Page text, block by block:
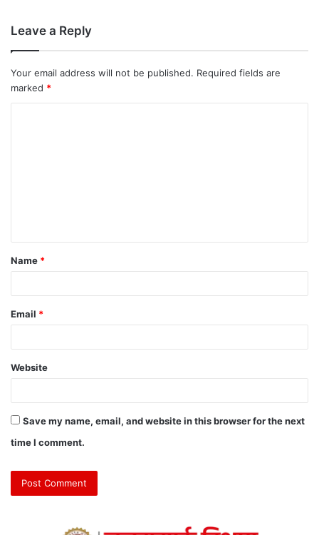
Leave a Reply
Your email address will not be published. Required fields are
marked *
Name *
Email *
Website
Save my name, email, and website in this browser for the next
time I comment.